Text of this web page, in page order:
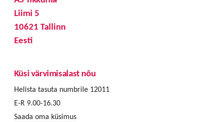
Liimi 5
10621 Tallinn
Eesti
Küsi värvimisalast nõu
Helista tasuta numbrile 12011
E-R 9.00-16.30
Saada oma küsimus